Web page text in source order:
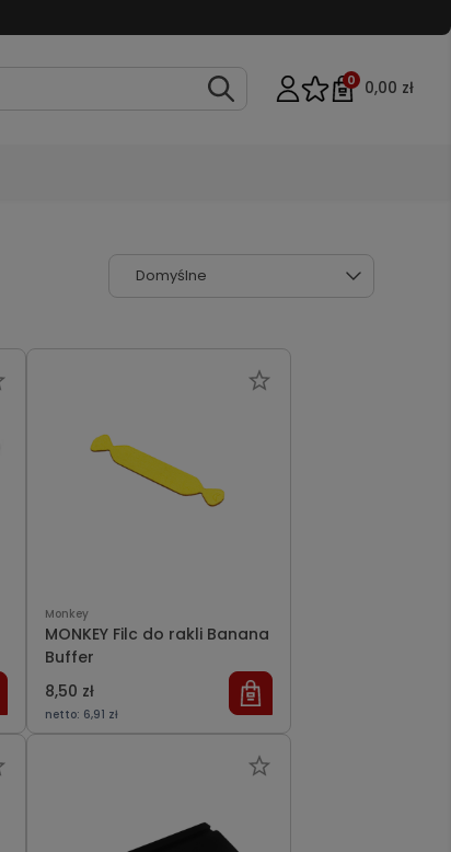
0,00 zł
0
Monkey
MONKEY Filc do rakli Banana
Buffer
8,50 zł
netto: 6,91 zł